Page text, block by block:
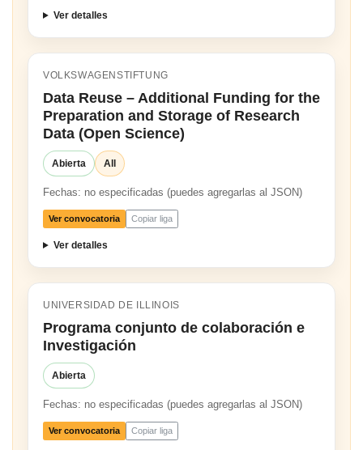
Ver detalles
VOLKSWAGENSTIFTUNG
Data Reuse – Additional Funding for the
Preparation and Storage of Research
Data (Open Science)
Abierta All
Fechas: no especificadas (puedes agregarlas al JSON)
Ver convocatoria Copiar liga
Ver detalles
UNIVERSIDAD DE ILLINOIS
Programa conjunto de colaboración e
Investigación
Abierta
Fechas: no especificadas (puedes agregarlas al JSON)
Ver convocatoria Copiar liga